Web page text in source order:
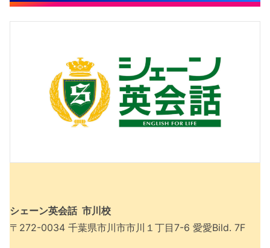
シェーン英会話 市川校
〒272-0034 千葉県市川市市川１丁目7-6 愛愛Bild. 7F